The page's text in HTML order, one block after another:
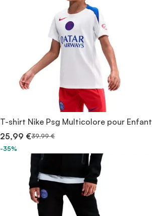
T-shirt Nike Psg Multicolore pour Enfant
25,99 €39,99 €
-35%